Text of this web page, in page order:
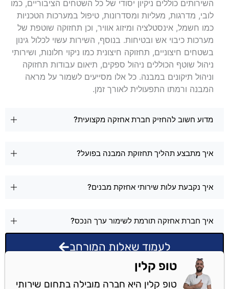
השירותים כוללים ניקיון יסודי של כל השטחים הציבוריים, כמו
לובי, מדרגות, מעליות ומסדרונות, טיפול במערכות הטכניות
כמו חשמל, אינסטלציה ומיזוג אוויר, וכן תחזוקה שוטפת של
מערכות כיבוי אש ובטיחות. בנוסף, השירות עשוי לכלול גינון
בשטחים חיצוניים, תחזוקה חיצונית כמו ניקוי חלונות, ושירותי
ניהול שוטף הכוללים ניהול ספקים, תיאום עבודות תחזוקה
וניהול תיקונים במבנה. כל אלו מסייעים לשמור על מראה
המבנה ורמתו התפעולית לאורך זמן.
מדוע חשוב להחזיק חברת אחזקה מקצועית?
איך מתבצע תהליך תחזוקת המבנה בפועל?
איך נקבעת עלות שירותי אחזקת מבנים?
איך חברת אחזקה תורמת לשימור ערך הנכס?
לעמוד שאלות המורחב
טופ קלין
טופ קלין היא חברה מובילה בתחום שירותי